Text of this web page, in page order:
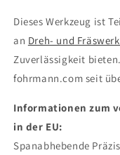
Dieses Werkzeug ist
an Dreh- und
Zuverlässigkeit
fohrmann.com seit
Informationen zum
in der EU:
Spanabhebende